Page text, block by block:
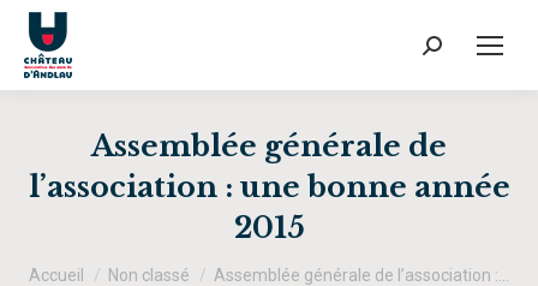
Recherche
:
Assemblée générale de
l’association : une bonne année
2015
Vous êtes ici :
Accueil Non classé Assemblée générale de l’association :…